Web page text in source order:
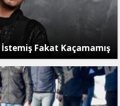
Fakat Kaçamamış